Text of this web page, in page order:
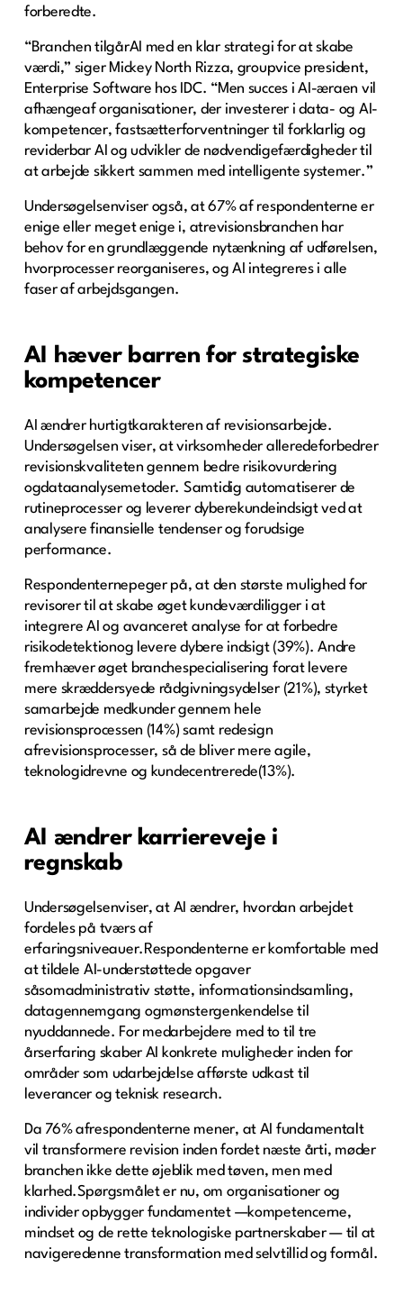
forberedte.
“Branchen tilgårAI med en klar strategi for at skabe
værdi,” siger Mickey North Rizza, groupvice president,
Enterprise Software hos IDC. “Men succes i AI-æraen vil
afhængeaf organisationer, der investerer i data- og AI-
kompetencer, fastsætterforventninger til forklarlig og
reviderbar AI og udvikler de nødvendigefærdigheder til
at arbejde sikkert sammen med intelligente systemer.”
Undersøgelsenviser også, at 67% af respondenterne er
enige eller meget enige i, atrevisionsbranchen har
behov for en grundlæggende nytænkning af udførelsen,
hvorprocesser reorganiseres, og AI integreres i alle
faser af arbejdsgangen.
AI hæver barren for strategiske
kompetencer
AI ændrer hurtigtkarakteren af revisionsarbejde.
Undersøgelsen viser, at virksomheder alleredeforbedrer
revisionskvaliteten gennem bedre risikovurdering
ogdataanalysemetoder. Samtidig automatiserer de
rutineprocesser og leverer dyberekundeindsigt ved at
analysere finansielle tendenser og forudsige
performance.
Respondenternepeger på, at den største mulighed for
revisorer til at skabe øget kundeværdiligger i at
integrere AI og avanceret analyse for at forbedre
risikodetektionog levere dybere indsigt (39%). Andre
fremhæver øget branchespecialisering forat levere
mere skræddersyede rådgivningsydelser (21%), styrket
samarbejde medkunder gennem hele
revisionsprocessen (14%) samt redesign
afrevisionsprocesser, så de bliver mere agile,
teknologidrevne og kundecentrerede(13%).
AI ændrer karriereveje i
regnskab
Undersøgelsenviser, at AI ændrer, hvordan arbejdet
fordeles på tværs af
erfaringsniveauer.Respondenterne er komfortable med
at tildele AI-understøttede opgaver
såsomadministrativ støtte, informationsindsamling,
datagennemgang ogmønstergenkendelse til
nyuddannede. For medarbejdere med to til tre
årserfaring skaber AI konkrete muligheder inden for
områder som udarbejdelse afførste udkast til
leverancer og teknisk research.
Da 76% afrespondenterne mener, at AI fundamentalt
vil transformere revision inden fordet næste årti, møder
branchen ikke dette øjeblik med tøven, men med
klarhed.Spørgsmålet er nu, om organisationer og
individer opbygger fundamentet —kompetencerne,
mindset og de rette teknologiske partnerskaber — til at
navigeredenne transformation med selvtillid og formål.